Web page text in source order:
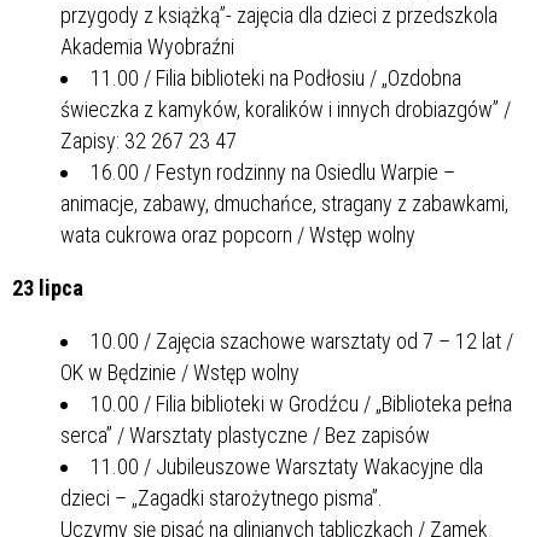
przygody z książką”- zajęcia dla dzieci z przedszkola
Akademia Wyobraźni
11.00 / Filia biblioteki na Podłosiu / „Ozdobna
świeczka z kamyków, koralików i innych drobiazgów” /
Zapisy: 32 267 23 47
16.00 / Festyn rodzinny na Osiedlu Warpie –
animacje, zabawy, dmuchańce, stragany z zabawkami,
wata cukrowa oraz popcorn / Wstęp wolny
23 lipca
10.00 / Zajęcia szachowe warsztaty od 7 – 12 lat /
OK w Będzinie / Wstęp wolny
10.00 / Filia biblioteki w Grodźcu / „Biblioteka pełna
serca” / Warsztaty plastyczne / Bez zapisów
11.00 / Jubileuszowe Warsztaty Wakacyjne dla
dzieci – „Zagadki starożytnego pisma”.
Uczymy się pisać na glinianych tabliczkach / Zamek